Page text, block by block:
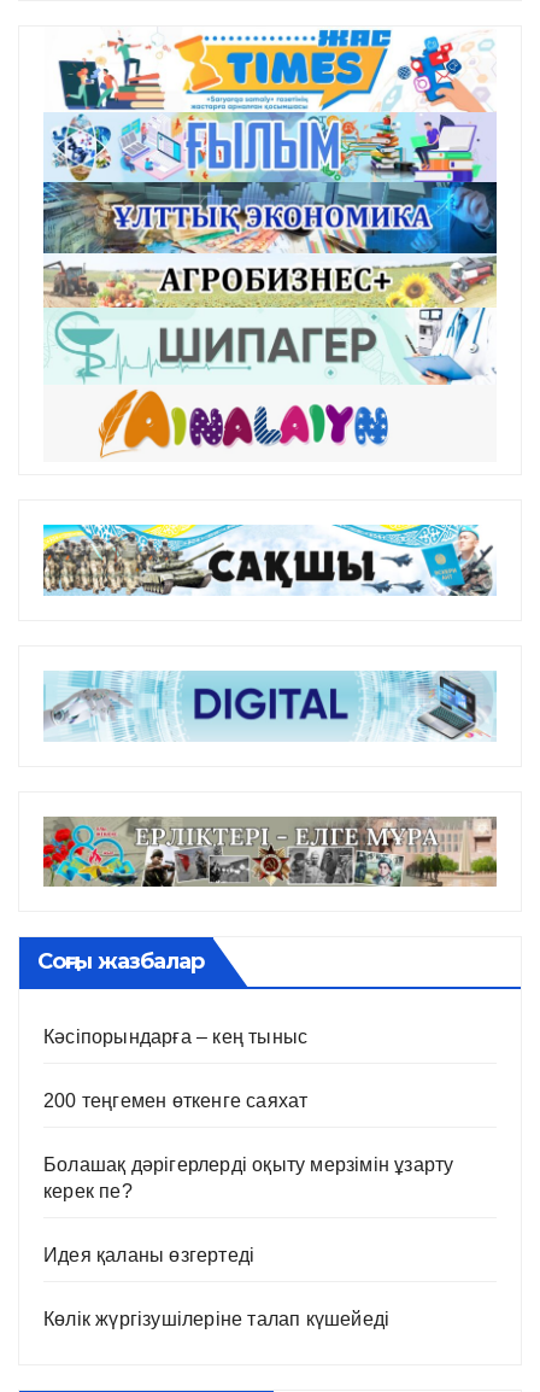
Соңғы жазбалар
Кәсіпорындарға – кең тыныс
200 теңгемен өткенге саяхат
Болашақ дәрігерлерді оқыту мерзімін ұзарту
керек пе?
Идея қаланы өзгертеді
Көлік жүргізушілеріне талап күшейеді